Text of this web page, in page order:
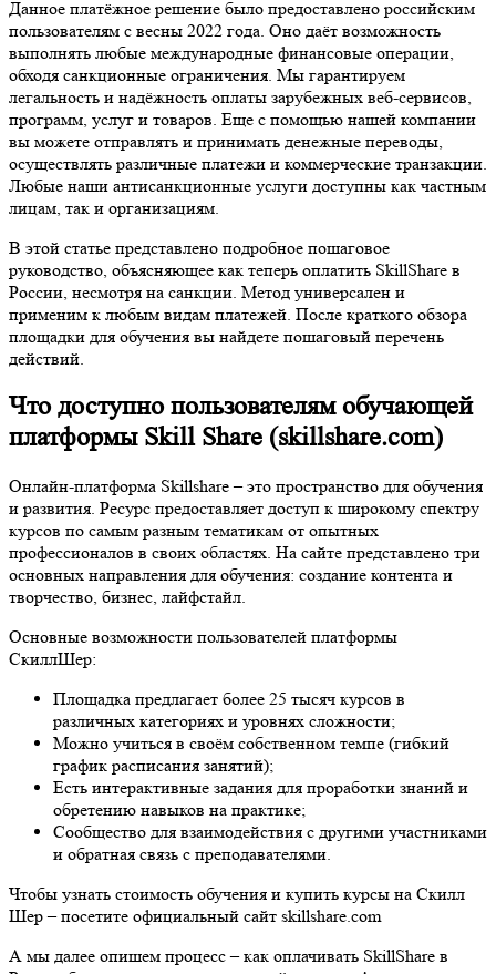
Данное платёжное решение было предоставлено российским
пользователям с весны 2022 года. Оно даёт возможность
выполнять любые международные финансовые операции,
обходя санкционные ограничения. Мы гарантируем
легальность и надёжность оплаты зарубежных веб-сервисов,
программ, услуг и товаров. Еще с помощью нашей компании
вы можете отправлять и принимать денежные переводы,
осуществлять различные платежи и коммерческие транзакции.
Любые наши антисанкционные услуги доступны как частным
лицам, так и организациям.
В этой статье представлено подробное пошаговое
руководство, объясняющее как теперь оплатить SkillShare в
России, несмотря на санкции. Метод универсален и
применим к любым видам платежей. После краткого обзора
площадки для обучения вы найдете пошаговый перечень
действий.
Что доступно пользователям обучающей
платформы Skill Share (skillshare.com)
Онлайн-платформа Skillshare – это пространство для обучения
и развития. Ресурс предоставляет доступ к широкому спектру
курсов по самым разным тематикам от опытных
профессионалов в своих областях. На сайте представлено три
основных направления для обучения: создание контента и
творчество, бизнес, лайфстайл.
Основные возможности пользователей платформы
СкиллШер:
Площадка предлагает более 25 тысяч курсов в
различных категориях и уровнях сложности;
Можно учиться в своём собственном темпе (гибкий
график расписания занятий);
Есть интерактивные задания для проработки знаний и
обретению навыков на практике;
Сообщество для взаимодействия с другими участниками
и обратная связь с преподавателями.
Чтобы узнать стоимость обучения и купить курсы на Скилл
Шер – посетите официальный сайт skillshare.com
А мы далее опишем процесс – как оплачивать SkillShare в